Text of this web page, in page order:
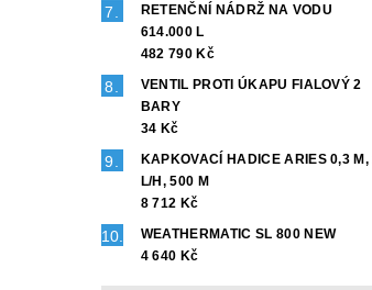
RETENČNÍ NÁDRŽ NA VODU
614.000 L
482 790 Kč
VENTIL PROTI ÚKAPU FIALOVÝ 2
BARY
34 Kč
KAPKOVACÍ HADICE ARIES 0,3 M,
L/H, 500 M
8 712 Kč
WEATHERMATIC SL 800 NEW
4 640 Kč